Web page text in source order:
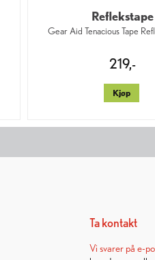
Reflekstape
Gear Aid Tenacious Tape
219,-
Kjøp
Ta kontakt
Vi svarer påe-